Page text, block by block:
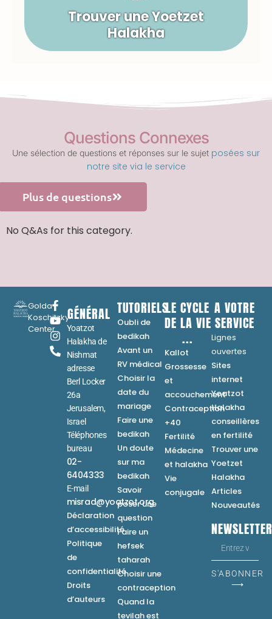
Trouver une Yoetzet
Halakha
Questions Connexes
Une sélection de questions et réponses sur le sujet posées sur
notre site via le service
Plus de questions
No Q&As for this category.
Golda
Koschitzky
Center
GÉNÉRAL
Yoatzot
Halakha de
Nishmat
adresse
Berl Locker
26a
Jerusalem,
Israel
Téléphones
bureau
02-
6404333
E-mail
misrad@yoatzot.org
Déclaration
d’accessibilité
Politique
de
confidentialité
Droits
d’auteurs
TUTORIELS
Oubli de
bedikah
Avant un
RV médical
Choisir la
date du
mariage
Faire une
bedikah
Un doute
sur ma
bedikah
Savoir
poser une
question
Faire un
hefsek
taharah
Choisir une
contraception
Quand la
tevilah est
LE CYCLE
DE LA VIE
...
Kallot
Grossesse
et
accouchement
Contraception
+40
Fertilité
Médecine
et halakha
Vie
conjugale
A VOTRE
SERVICE
Lignes
ouvertes
Sites
internet
Yoatzot
Halakha
conseillères
en fertilité
Trouver une
Yoetzet
Halakha
Articles
Nouveautés
S'ABONNER
⟶